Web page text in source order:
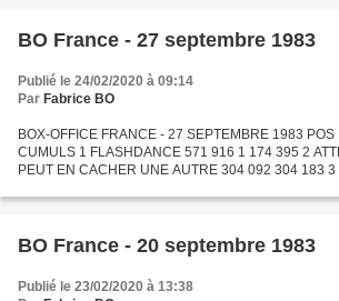
BO France - 27 septembre 1983
Publié le 24/02/2020 à 09:14
Par Fabrice BO
BOX-OFFICE FRANCE - 27 SEPTEMBRE 1983
CUMULS 1 FLASHDANCE 571 916 1 174 395 2
PEUT EN CACHER UNE AUTRE 304 092 304 183
FEMME DE...
BO France - 20 septembre 1983
Publié le 23/02/2020 à 13:38